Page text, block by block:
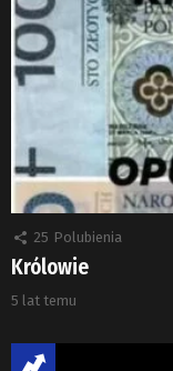
25 Polubienia
Królowie
5 lat temu